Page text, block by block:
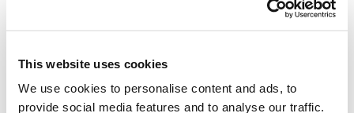
This website uses cookies
We use cookies to personalise content and ads, to
provide social media features and to analyse our traffic.
mf[CUT]f.info
my[CUT]s.info
ta[CUT]o.info